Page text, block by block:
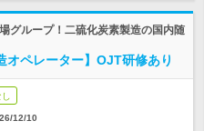
グループ！二硫化炭素製造の国内随
オペレーター】OJT研修あり
12/10